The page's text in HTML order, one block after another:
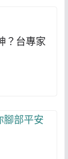
？台專家